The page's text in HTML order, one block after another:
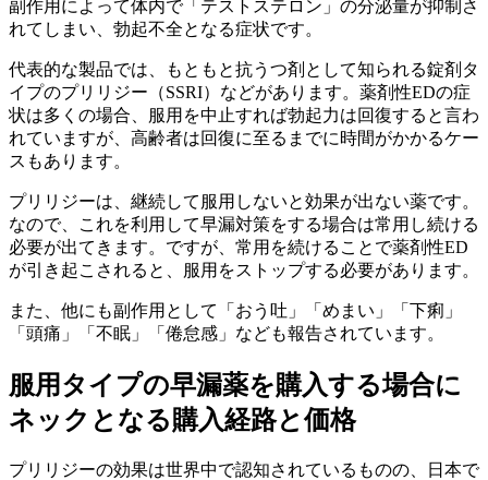
副作用によって体内で「テストステロン」の分泌量が抑制さ
れてしまい、勃起不全となる症状です。
代表的な製品では、もともと抗うつ剤として知られる錠剤タ
イプのプリリジー（SSRI） などがあります。薬剤性EDの症
状は多くの場合、服用を中止すれば勃起力は回復すると言わ
れていますが、高齢者は回復に至るまでに時間がかかるケー
スもあります。
プリリジーは、継続して服用しないと効果が出ない薬です。
なので、これを利用して早漏対策をする場合は常用し続ける
必要が出てきます。ですが、常用を続けることで薬剤性ED
が引き起こされると、服用をストップする必要があります。
また、他にも副作用として「おう吐」「めまい」「下痢」
「頭痛」「不眠」「倦怠感」なども報告されています。
服用タイプの早漏薬を購入する場合に
ネックとなる購入経路と価格
プリリジーの効果は世界中で認知されているものの、日本で